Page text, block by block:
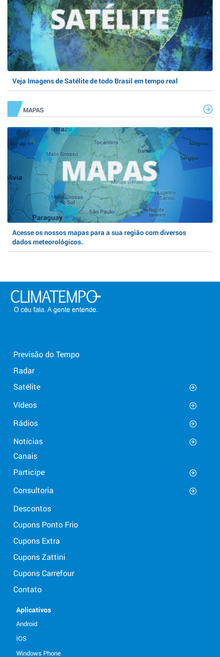
Veja Imagens de Satélite de todo Brasil em tempo real
MAPAS
Acesse os nossos mapas para a sua região com diversos
dados meteorológicos.
Previsão do Tempo
Radar
Satélite
Vídeos
Rádios
Notícias
Canais
Participe
Consultoria
Descontos
Cupons Ponto Frio
Cupons Extra
Cupons Zattini
Cupons Carrefour
Contato
Aplicativos
Android
IOS
Windows Phone